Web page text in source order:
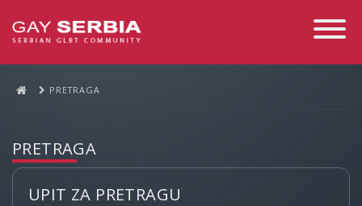
Toggle
PRETRAGA
PRETRAGA
UPIT ZA PRETRAGU